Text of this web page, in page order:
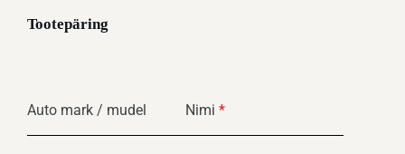
Tootepäring
Auto mark / mudel Nimi *